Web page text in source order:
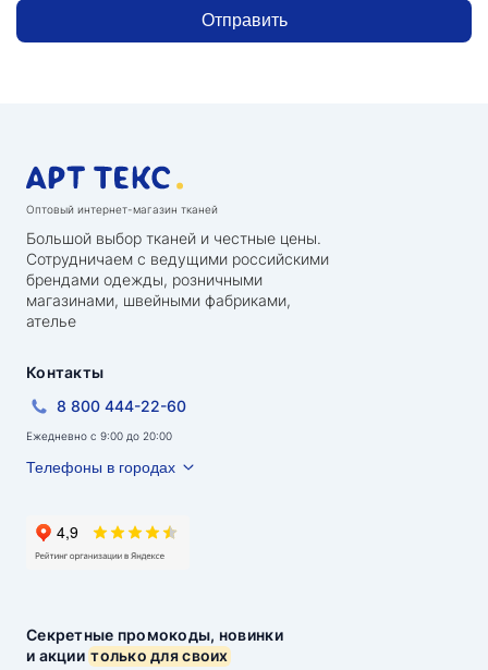
Отправить
Оптовый интернет-магазин тканей
Большой выбор тканей и честные цены.
Сотрудничаем с ведущими российскими
брендами одежды, розничными
магазинами, швейными фабриками,
ателье
Секретные промокоды, новинки
и акциитолько для своих
Контакты
8 800 444-22-60
Ежедневно с 9:00 до 20:00
Телефоны в городах